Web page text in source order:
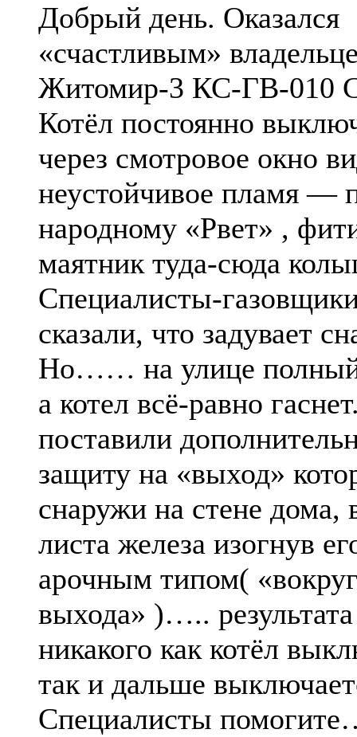
Добрый день. Оказался
«счастливым»
Житомир-3 КС-ГВ-010
Котёл постоянно
через смотровое окно
неустойчивое пламя —
народному «Рвет» ,
маятник туда-сюда
Специалисты-
сказали, что задувает
Но…… на улице
а котел всё-равно
поставили
защиту на «выход»
снаружи на стене дома,
листа железа изогнув
арочным типом(
выхода» )….. результата
никакого как котёл
так и дальше
Специалисты